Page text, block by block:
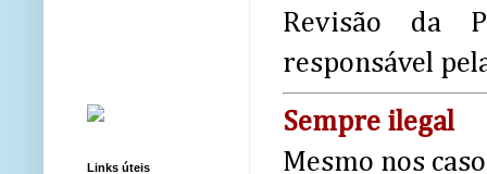
Revisão da
responsável
Sempre ilegal
Mesmo nos
Links úteis